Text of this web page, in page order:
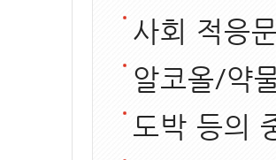
사회 적응
알코올/약
도박 등의